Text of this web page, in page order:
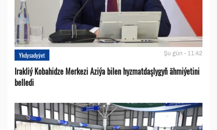
Ykdysadyýet Şu gün - 11:42
Irakliý Kobahidze Merkezi Aziýa bilen hyzmatdaşlygyň ähmiýetini
belledi